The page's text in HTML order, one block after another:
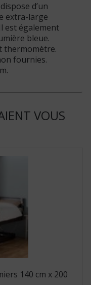
d’un
extra-large
est également
bleue.
thermomètre.
fournies.
VOUS
140 cm x 200